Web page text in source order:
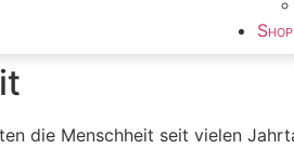
Shop
die Menschheit seit vielen